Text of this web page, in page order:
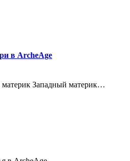
в ArcheAge
Западный материк…